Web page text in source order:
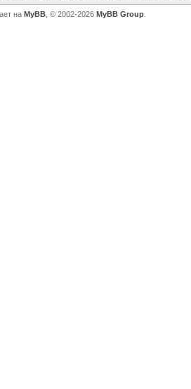
на MyBB, © 2002-2026 MyBB Group.